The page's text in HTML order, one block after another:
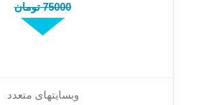
75000 تومان
وبسایتهای متعدد